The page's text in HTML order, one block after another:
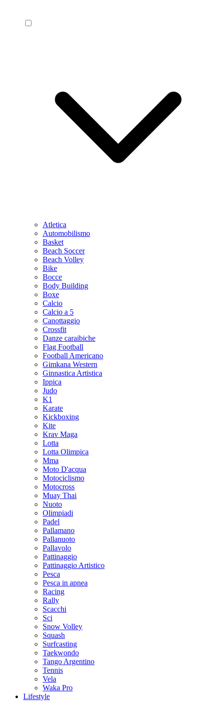
Atletica
Automobilismo
Basket
Beach Soccer
Beach Volley
Bike
Bocce
Body Building
Boxe
Calcio
Calcio a 5
Canottaggio
Crossfit
Danze caraibiche
Flag Football
Football Americano
Gimkana Western
Ginnastica Artistica
Ippica
Judo
K1
Karate
Kickboxing
Kite
Krav Maga
Lotta
Lotta Olimpica
Mma
Moto D'acqua
Motociclismo
Motocross
Muay Thai
Nuoto
Olimpiadi
Padel
Pallamano
Pallanuoto
Pallavolo
Pattinaggio
Pattinaggio Artistico
Pesca
Pesca in apnea
Racing
Rally
Scacchi
Sci
Snow Volley
Squash
Surfcasting
Taekwondo
Tango Argentino
Tennis
Vela
Waka Pro
Lifestyle